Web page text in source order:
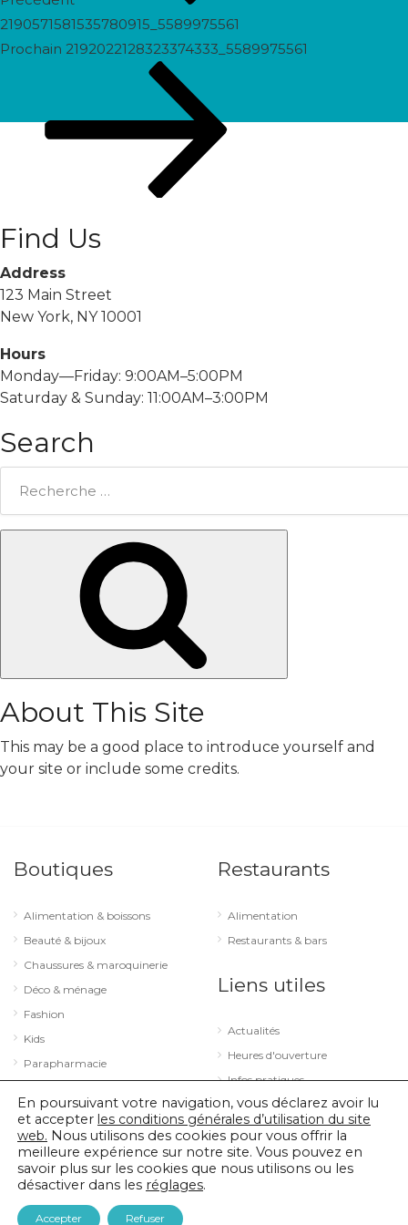
2190571581535780915_5589975561
Prochain
Prochain 2192022128323374333_5589975561
Find Us
Address
123 Main Street
New York, NY 10001
Hours
Monday—Friday: 9:00AM–5:00PM
Saturday & Sunday: 11:00AM–3:00PM
Search
About This Site
This may be a good place to introduce yourself and
your site or include some credits.
Boutiques
Alimentation & boissons
Beauté & bijoux
Chaussures & maroquinerie
Déco & ménage
Fashion
Kids
Parapharmacie
Sport & loisirs
Technologie & optique
Restaurants
Alimentation
Restaurants & bars
Liens utiles
Actualités
Heures d'ouverture
Infos pratiques
© 2026 City Concorde |Mentions légales
En poursuivant votre navigation, vous déclarez avoir lu
et accepter les conditions générales d’utilisation du site
web. Nous utilisons des cookies pour vous offrir la
meilleure expérience sur notre site. Vous pouvez en
savoir plus sur les cookies que nous utilisons ou les
désactiver dans les réglages.
Accepter Refuser